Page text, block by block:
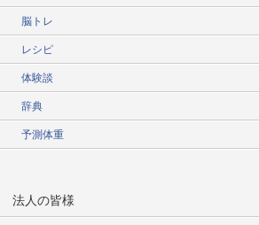
脳トレ
レシピ
体験談
辞典
予測体重
法人の皆様